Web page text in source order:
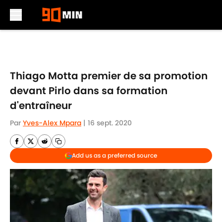
Thiago Motta premier de sa promotion
devant Pirlo dans sa formation
d'entraîneur
Par Yves-Alex Mpara | 16 sept. 2020
Add us as a preferred source